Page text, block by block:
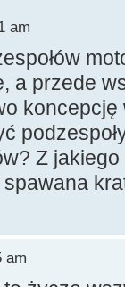
am
a przede
Z jakiego
am